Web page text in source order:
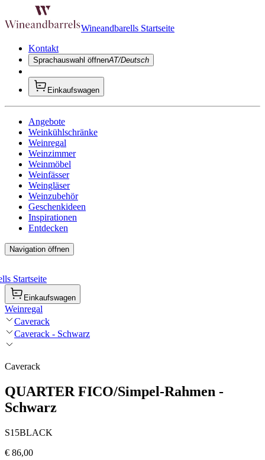
Wineandbarells Startseite
Kontakt
Sprachauswahl öffnenAT/Deutsch
Einkaufswagen
Angebote
Weinkühlschränke
Weinregal
Weinzimmer
Weinmöbel
Weinfässer
Weingläser
Weinzubehör
Geschenkideen
Inspirationen
Entdecken
Navigation öffnen
Startseite
Einkaufswagen
Weinregal
Caverack
Caverack - Schwarz
Caverack
QUARTER FICO/Simpel-Rahmen -
Schwarz
S15BLACK
€ 86,00